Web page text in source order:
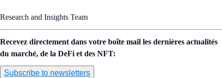
Research and Insights Team
Recevez directement dans votre boîte mail les dernières actualités
du marché, de la DeFi et des NFT:
Subscribe to newsletters